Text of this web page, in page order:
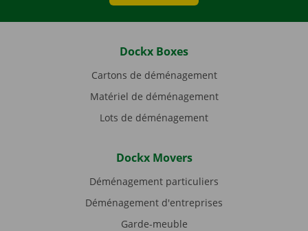
Dockx Boxes
Cartons de déménagement
Matériel de déménagement
Lots de déménagement
Dockx Movers
Déménagement particuliers
Déménagement d'entreprises
Garde-meuble